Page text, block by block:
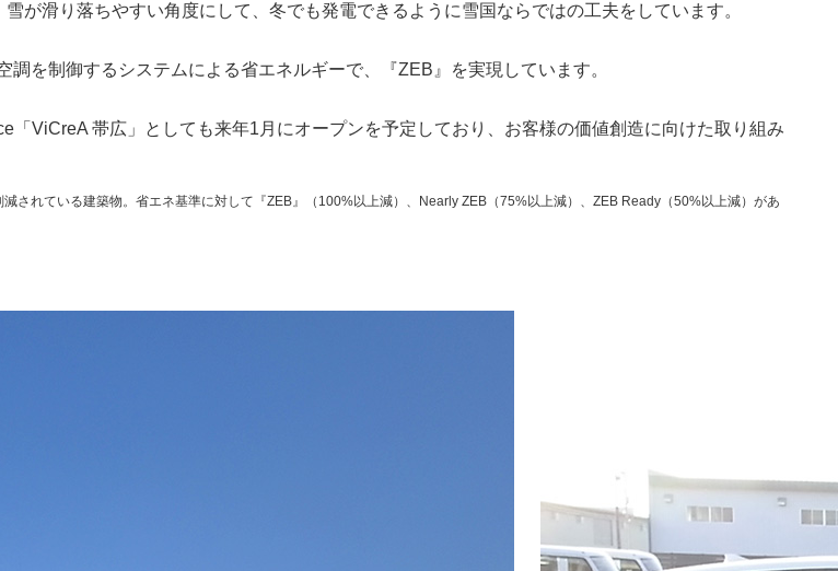
が滑り落ちやすい角度にして、冬でも発電できるように雪国ならではの工夫をしています。
を制御するシステムによる省エネルギーで、『ZEB』を実現しています。
ViCreA 帯広」としても来年1月にオープンを予定しており、お客様の価値創造に向けた取り組み
されている建築物。省エネ基準に対して『ZEB』（100%以上減）、Nearly ZEB（75%以上減）、ZEB Ready（50%以上減）があ